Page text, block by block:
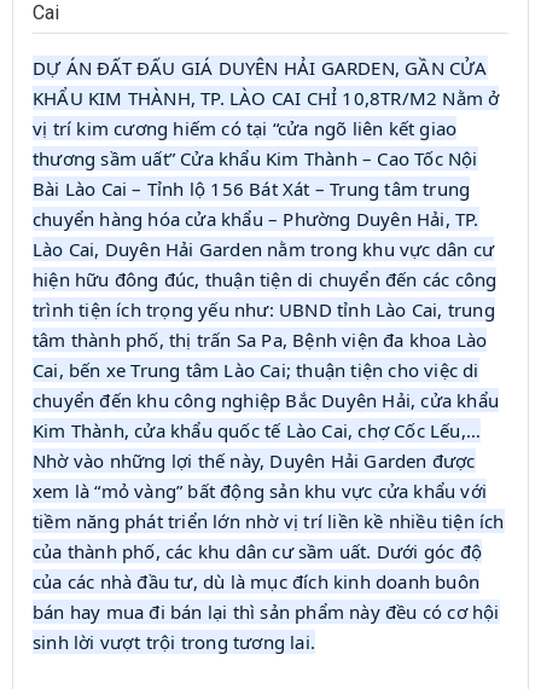
Cai
DỰ ÁN ĐẤT ĐẤU GIÁ DUYÊN HẢI GARDEN, GẦN CỬA
KHẨU KIM THÀNH, TP. LÀO CAI CHỈ 10,8TR/M2 Nằm ở
vị trí kim cương hiếm có tại “cửa ngõ liên kết giao
thương sầm uất” Cửa khẩu Kim Thành – Cao Tốc Nội
Bài Lào Cai – Tỉnh lộ 156 Bát Xát – Trung tâm trung
chuyển hàng hóa cửa khẩu – Phường Duyên Hải, TP.
Lào Cai, Duyên Hải Garden nằm trong khu vực dân cư
hiện hữu đông đúc, thuận tiện di chuyển đến các công
trình tiện ích trọng yếu như: UBND tỉnh Lào Cai, trung
tâm thành phố, thị trấn Sa Pa, Bệnh viện đa khoa Lào
Cai, bến xe Trung tâm Lào Cai; thuận tiện cho việc di
chuyển đến khu công nghiệp Bắc Duyên Hải, cửa khẩu
Kim Thành, cửa khẩu quốc tế Lào Cai, chợ Cốc Lếu,…
Nhờ vào những lợi thế này, Duyên Hải Garden được
xem là “mỏ vàng” bất động sản khu vực cửa khẩu với
tiềm năng phát triển lớn nhờ vị trí liền kề nhiều tiện ích
của thành phố, các khu dân cư sầm uất. Dưới góc độ
của các nhà đầu tư, dù là mục đích kinh doanh buôn
bán hay mua đi bán lại thì sản phẩm này đều có cơ hội
sinh lời vượt trội trong tương lai.